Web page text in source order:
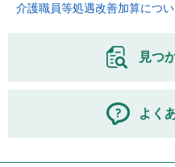
介護職員等処遇改善加算につ
見つ
よく